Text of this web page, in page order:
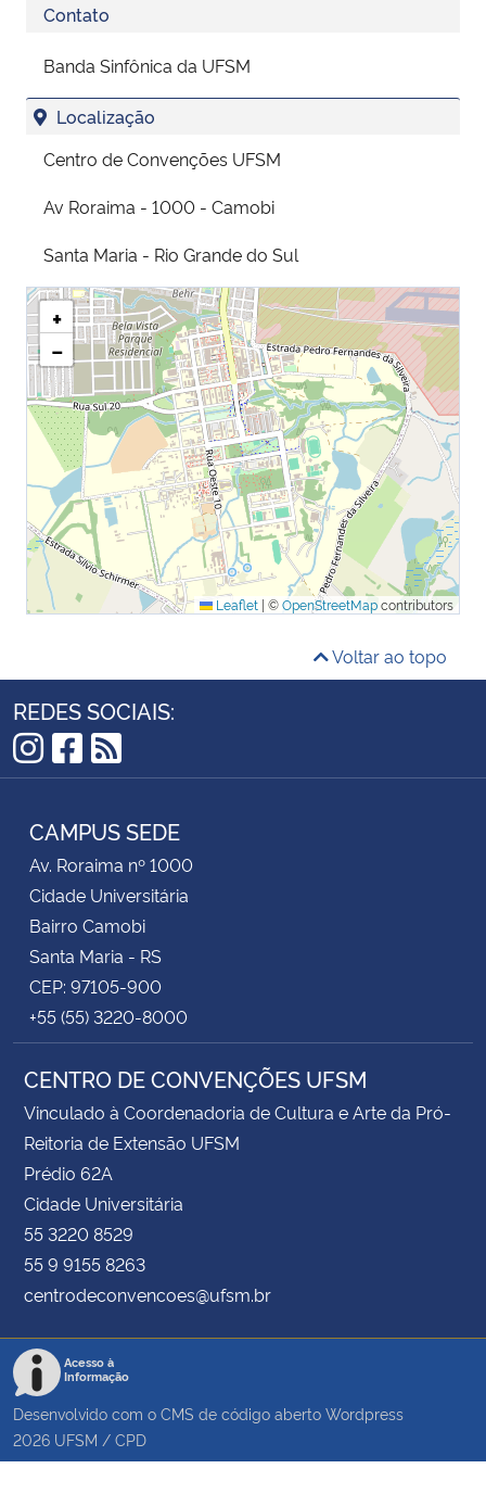
Contato
Banda Sinfônica da UFSM
Localização
Centro de Convenções UFSM
Av Roraima - 1000 - Camobi
Santa Maria - Rio Grande do Sul
+
−
Leaflet | ©OpenStreetMapcontributors
Voltar ao topo
REDES SOCIAIS:
Instagram
Facebook
RSS
CAMPUS SEDE
Av. Roraima nº 1000
Cidade Universitária
Bairro Camobi
Santa Maria - RS
CEP: 97105-900
+55 (55) 3220-8000
CENTRO DE CONVENÇÕES UFSM
Vinculado à Coordenadoria de Cultura e Arte da Pró-
Reitoria de Extensão UFSM
Prédio 62A
Cidade Universitária
55 3220 8529
55 9 9155 8263
centrodeconvencoes@ufsm.br
Acesso à
Informação
Desenvolvido com o CMS de código aberto Wordpress
2026 UFSM / CPD